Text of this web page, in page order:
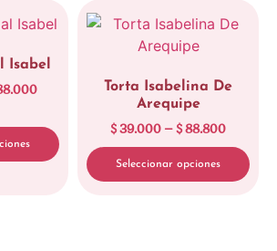
Isabel
Torta Isabelina De
Arequipe
$39.000 – $88.800
Seleccionar opciones